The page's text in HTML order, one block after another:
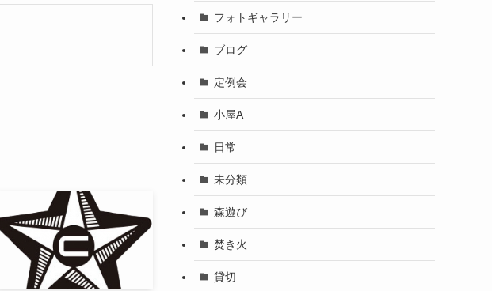
フォトギャラリー
ブログ
定例会
小屋A
日常
未分類
森遊び
焚き火
貸切